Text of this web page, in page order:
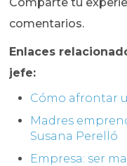
comentarios.
Enlaces
jefe:
Cómo afrontar
Madres
Susana Perelló
Empresa: ser